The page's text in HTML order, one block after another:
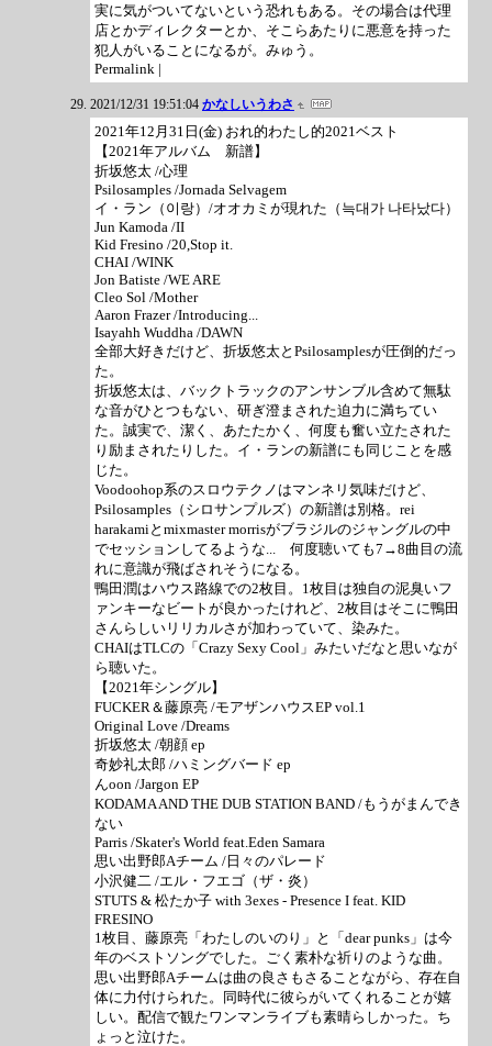
実に気がついてないという恐れもある。その場合は代理
店とかディレクターとか、そこらあたりに悪意を持った
犯人がいることになるが。みゅう。
Permalink |
2021/12/31 19:51:04 かなしいうわさ
2021年12月31日(金) おれ的わたし的2021ベスト
【2021年アルバム 新譜】
折坂悠太 /心理
Psilosamples /Jornada Selvagem
イ・ラン（이랑）/オオカミが現れた（늑대가 나타났다）
Jun Kamoda /II
Kid Fresino /20,Stop it.
CHAI /WINK
Jon Batiste /WE ARE
Cleo Sol /Mother
Aaron Frazer /Introducing...
Isayahh Wuddha /DAWN
全部大好きだけど、折坂悠太とPsilosamplesが圧倒的だっ
た。
折坂悠太は、バックトラックのアンサンブル含めて無駄
な音がひとつもない、研ぎ澄まされた迫力に満ちてい
た。誠実で、潔く、あたたかく、何度も奮い立たされた
り励まされたりした。イ・ランの新譜にも同じことを感
じた。
Voodoohop系のスロウテクノはマンネリ気味だけど、
Psilosamples（シロサンプルズ）の新譜は別格。rei
harakamiとmixmaster morrisがブラジルのジャングルの中
でセッションしてるような... 何度聴いても7→8曲目の流
れに意識が飛ばされそうになる。
鴨田潤はハウス路線での2枚目。1枚目は独自の泥臭いフ
ァンキーなビートが良かったけれど、2枚目はそこに鴨田
さんらしいリリカルさが加わっていて、染みた。
CHAIはTLCの「Crazy Sexy Cool」みたいだなと思いなが
ら聴いた。
【2021年シングル】
FUCKER＆藤原亮 /モアザンハウスEP vol.1
Original Love /Dreams
折坂悠太 /朝顔 ep
奇妙礼太郎 /ハミングバード ep
んoon /Jargon EP
KODAMA AND THE DUB STATION BAND /もうがまんでき
ない
Parris /Skater's World feat.Eden Samara
思い出野郎Aチーム /日々のパレード
小沢健二 /エル・フエゴ（ザ・炎）
STUTS & 松たか子 with 3exes - Presence I feat. KID
FRESINO
1枚目、藤原亮「わたしのいのり」と「dear punks」は今
年のベストソングでした。ごく素朴な祈りのような曲。
思い出野郎Aチームは曲の良さもさることながら、存在自
体に力付けられた。同時代に彼らがいてくれることが嬉
しい。配信で観たワンマンライブも素晴らしかった。ち
ょっと泣けた。